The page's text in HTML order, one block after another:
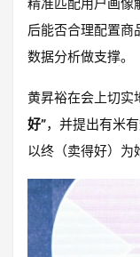
后能否合理配置商
数据分析做支撑。
黄昇裕在会上切实
好”，并提出有米
以终（卖得好）为